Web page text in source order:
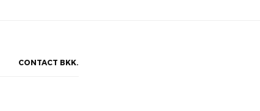
CONTACT BKK.